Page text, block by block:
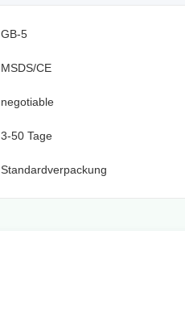
GB-5
MSDS/CE
negotiable
3-50 Tage
Standardverpackung